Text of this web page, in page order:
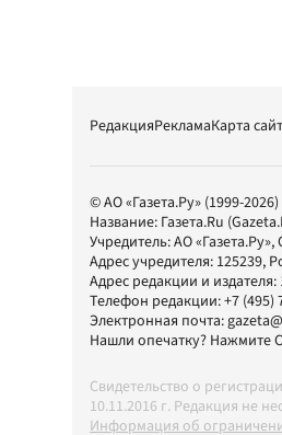
РедакцияРекламаКарта
© АО «Газета.Ру» (1999-
Название: Газета.Ru
Учредитель:АО «Газета.Ру»,
Адрес учредителя: 125239,
Адрес редакции и издателя:
Телефон редакции:+7 (495)
Электронная почта:
Нашли опечатку? Нажмите
Свидетельство о
10.11.2016 г. Редакция не
Информация об